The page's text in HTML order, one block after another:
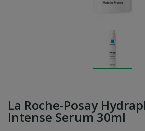
La Roche-Posay
Intense Serum 30ml